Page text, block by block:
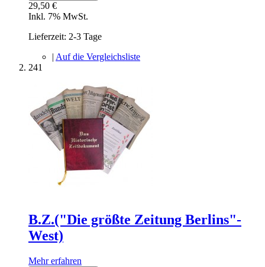
29,50 €
Inkl. 7% MwSt.
Lieferzeit: 2-3 Tage
| Auf die Vergleichsliste
241
B.Z.("Die größte Zeitung Berlins"-
West)
Mehr erfahren